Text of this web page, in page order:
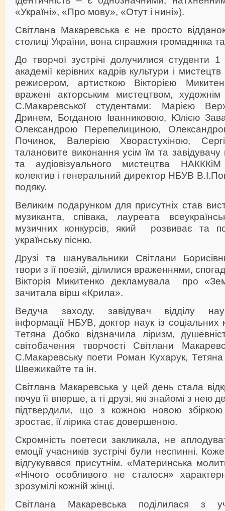
«Україні», «Про мову», «Отут і нині»).
Світлана Макаревська є не просто
столиці України, вона справжня громадянка та
До творчої зустрічі долучилися студенти 1
академії керівних кадрів культури і
режисером, артисткою Вікторією
вражені акторським мистецтвом,
С.Макаревської студентами: Марією
Дринем, Богданою Іванниковою, Юлією
Олександрою Перепелициною,
Починок, Валерією Хворастухіною,
талановите виконання усім їм та
та аудіовізуального мистецтва
колектив і генеральний директор НБУВ
подяку.
Великим подарунком для присутніх став
музиканта, співака, лауреата
музичних конкурсів, який розвиває та
українську пісню.
Друзі та шанувальники Світлани
твори з її поезій, ділилися враженнями,
Вікторія Микитенко декламувала про
зачитала вірш «Крила».
Ведуча заходу, завідувач відділу
інформації НБУВ, доктор наук із соціальних
Тетяна Добко відзначила ліризм,
світобачення творчості Світлани
С.Макаревську поети Роман Кухарук,
Швежикайте та ін.
Світлана Макаревська у цей день стала
почув її вперше, а ті друзі, які знайомі з нею
підтвердили, що з кожною новою збіркою
зростає, її лірика стає довершеною.
Скромність поетеси закликала, не
емоції учасників зустрічі були неспинні.
відгукувався присутнім. «Материнська
«Нічого особливого не сталося»
зрозумілі кожній жінці.
Світлана Макаревська поділилася з